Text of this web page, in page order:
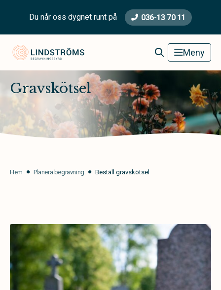
Du når oss dygnet runt på 036-13 70 11
Lindströms Begravningsbyrå Meny
Gravskötsel
Hem Planera begravning Beställ gravskötsel